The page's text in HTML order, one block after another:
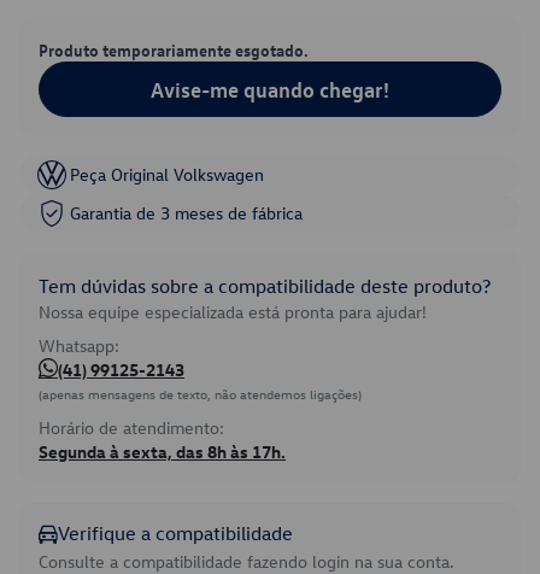
Produto temporariamente esgotado.
Avise-me quando chegar!
Peça Original Volkswagen
Garantia de 3 meses de fábrica
Tem dúvidas sobre a compatibilidade deste produto?
Nossa equipe especializada está pronta para ajudar!
Whatsapp:
(41) 99125-2143
(apenas mensagens de texto, não atendemos ligações)
Horário de atendimento:
Segunda à sexta, das 8h às 17h.
Verifique a compatibilidade
Consulte a compatibilidade fazendo login na sua conta.